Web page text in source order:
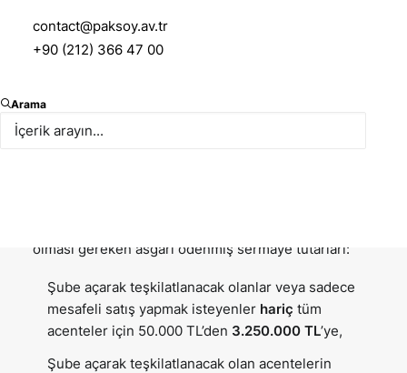
contact@paksoy.av.tr
+90 (212) 366 47 00
AramaSigortacılık ve Özel Emeklilik Düzenleme ve
Denetleme Kurumu (SEDDK) tarafından
olması gereken asgari ödenmiş sermaye tutarları:
Şube açarak teşkilatlanacak olanlar veya sadece
mesafeli satış yapmak isteyenler hariç tüm
acenteler için 50.000 TL’den 3.250.000 TL’ye,
Şube açarak teşkilatlanacak olan acentelerin